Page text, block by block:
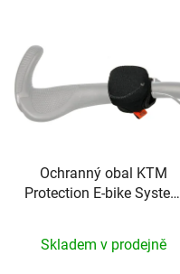
Ochranný obal KTM
Protection E-bike System
Skladem v prodejně